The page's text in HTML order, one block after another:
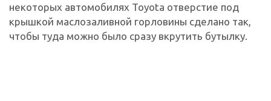
некоторых автомобилях Toyota отверстие под
крышкой маслозаливной горловины сделано так,
чтобы туда можно было сразу вкрутить бутылку.